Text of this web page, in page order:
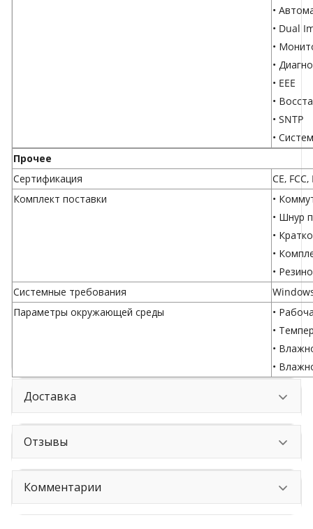
•
• Dual
•
•
• EEE
•
• SNTP
•
Прочее
Сертификация
CE, FCC,
Комплект поставки
•
• Шнур
•
•
•
Системные требования
Параметры окружающей среды
•
•
•
•
Доставка
Отзывы
Комментарии